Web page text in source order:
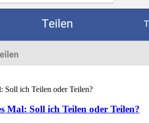
Soll ich Teilen oder Teilen?
Mal: Soll ich Teilen oder Teilen?